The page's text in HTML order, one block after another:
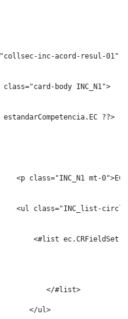
inc-acord-resul-
class="card-body INC_N1">
estandarCompetencia.EC ??>
<p class="INC_N1 mt-
<ul class="INC_list-
<#list
</#list>
</ul>